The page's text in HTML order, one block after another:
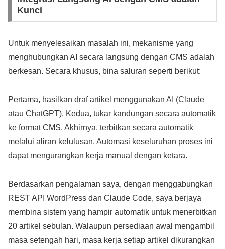
Kunci
Untuk menyelesaikan masalah ini, mekanisme yang
menghubungkan AI secara langsung dengan CMS adalah
berkesan. Secara khusus, bina saluran seperti berikut:
Pertama, hasilkan draf artikel menggunakan AI (Claude
atau ChatGPT). Kedua, tukar kandungan secara automatik
ke format CMS. Akhirnya, terbitkan secara automatik
melalui aliran kelulusan. Automasi keseluruhan proses ini
dapat mengurangkan kerja manual dengan ketara.
Berdasarkan pengalaman saya, dengan menggabungkan
REST API WordPress dan Claude Code, saya berjaya
membina sistem yang hampir automatik untuk menerbitkan
20 artikel sebulan. Walaupun persediaan awal mengambil
masa setengah hari, masa kerja setiap artikel dikurangkan